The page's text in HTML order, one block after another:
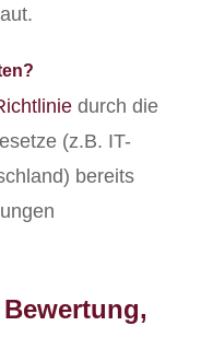
durch die
(z.B. IT-
bereits